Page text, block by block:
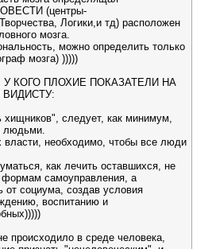
(центры-
Логики,и тд) расположен
мозга.
можно определить только
мозга) )))))
КОГО ПЛОХИЕ ПОКАЗАТЕЛИ НА
следует, как минимум,
людьми.
необходимо, чтобы все люди
как лечить оставшихся, не
самоуправления, а
от социума, создав условия
воспитанию и
происходило в среде человека,